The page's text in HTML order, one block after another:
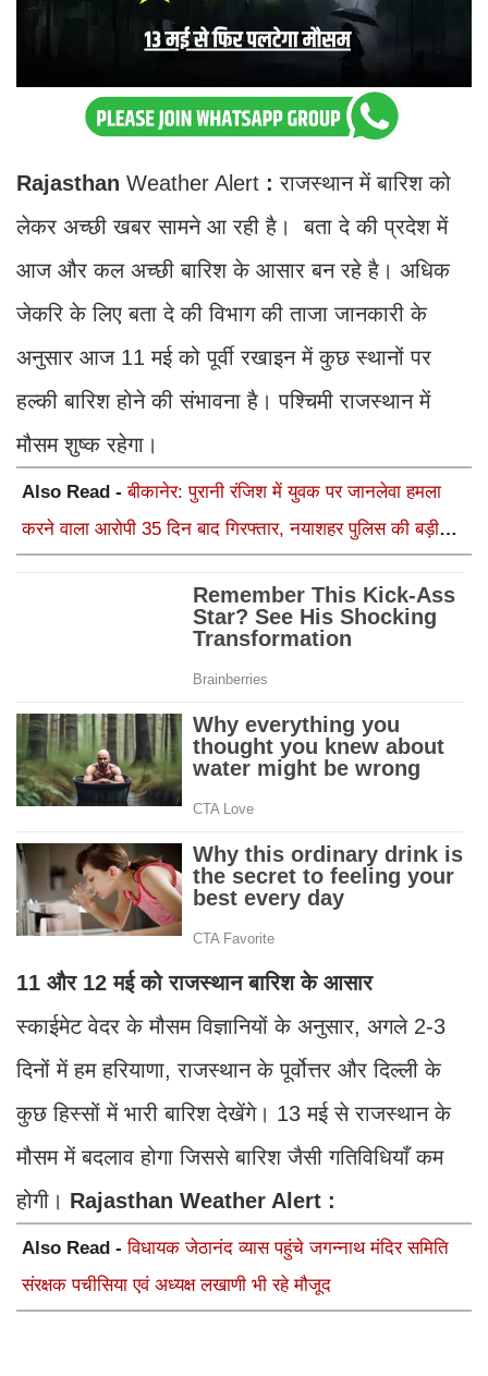
Rajasthan Weather Alert :राजस्थान में बारिश को
लेकर अच्छी खबर सामने आ रही है। बता दे की प्रदेश में
आज और कल अच्छी बारिश के आसार बन रहे है। अधिक
जेकरि के लिए बता दे की विभाग की ताजा जानकारी के
अनुसार आज 11 मई को पूर्वी रखाइन में कुछ स्थानों पर
हल्की बारिश होने की संभावना है। पश्चिमी राजस्थान में
मौसम शुष्क रहेगा।
Also Read -बीकानेर: पुरानी रंजिश में युवक पर जानलेवा हमला
करने वाला आरोपी 35 दिन बाद गिरफ्तार, नयाशहर पुलिस की बड़ी
11 और 12 मई को राजस्थान बारिश के आसार
स्काईमेट वेदर के मौसम विज्ञानियों के अनुसार, अगले 2-3
दिनों में हम हरियाणा, राजस्थान के पूर्वोत्तर और दिल्ली के
कुछ हिस्सों में भारी बारिश देखेंगे। 13 मई से राजस्थान के
मौसम में बदलाव होगा जिससे बारिश जैसी गतिविधियाँ कम
होगी। Rajasthan Weather Alert :
Also Read -विधायक जेठानंद व्यास पहुंचे जगन्नाथ मंदिर समिति
संरक्षक पचीसिया एवं अध्यक्ष लखाणी भी रहे मौजूद